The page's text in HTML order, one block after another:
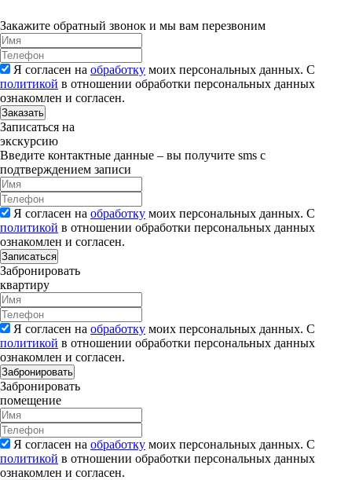
Закажите обратный звонок и мы вам перезвоним
Я согласен на обработку моих персональных данных. С
политикой в отношении обработки персональных данных
ознакомлен и согласен.
Заказать
Записаться на
экскурсию
Введите контактные данные – вы получите sms с
подтверждением записи
Я согласен на обработку моих персональных данных. С
политикой в отношении обработки персональных данных
ознакомлен и согласен.
Записаться
Забронировать
квартиру
Я согласен на обработку моих персональных данных. С
политикой в отношении обработки персональных данных
ознакомлен и согласен.
Забронировать
Забронировать
помещение
Я согласен на обработку моих персональных данных. С
политикой в отношении обработки персональных данных
ознакомлен и согласен.